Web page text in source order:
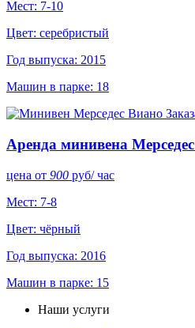
Мест: 7-10
Цвет: серебристый
Год выпуска: 2015
Машин в парке: 18
Аренда минивена
цена от 900 руб/ час
Мест: 7-8
Цвет: чёрный
Год выпуска: 2016
Машин в парке: 15
Наши услуги